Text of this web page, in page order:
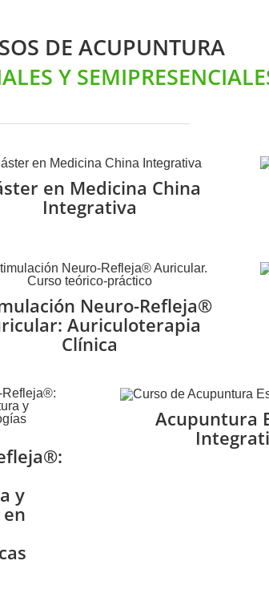
DE ACUPUNTURA
Y
en Medicina China
Integrativa
Neuro-Refleja®
Auriculoterapia
Clínica
y
Acupuntura